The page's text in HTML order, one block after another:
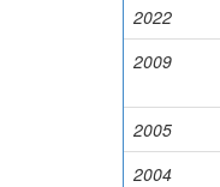
2022
2009
2005
2004